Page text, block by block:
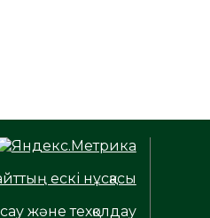
ескі нұсқасы
және техқолдау